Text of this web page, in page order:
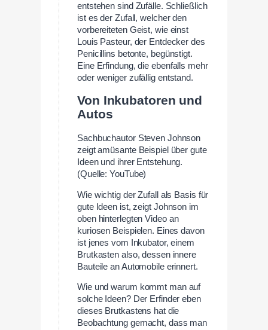
entstehen sind Zufälle. Schließlich
ist es der Zufall, welcher den
vorbereiteten Geist, wie einst
Louis Pasteur, der Entdecker des
Penicillins betonte, begünstigt.
Eine Erfindung, die ebenfalls mehr
oder weniger zufällig entstand.
Von Inkubatoren und
Autos
Sachbuchautor Steven Johnson
zeigt amüsante Beispiel über gute
Ideen und ihrer Entstehung.
(Quelle: YouTube)
Wie wichtig der Zufall als Basis für
gute Ideen ist, zeigt Johnson im
oben hinterlegten Video an
kuriosen Beispielen. Eines davon
ist jenes vom Inkubator, einem
Brutkasten also, dessen innere
Bauteile an Automobile erinnert.
Wie und warum kommt man auf
solche Ideen? Der Erfinder eben
dieses Brutkastens hat die
Beobachtung gemacht, dass man